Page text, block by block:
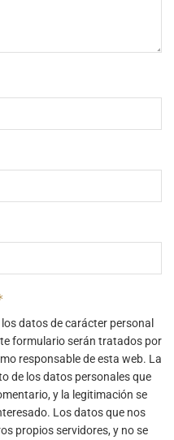
datos de carácter personal
formulario serán tratados por
responsable de esta web. La
de los datos personales que
y la legitimación se
Los datos que nos
propios servidores, y no se